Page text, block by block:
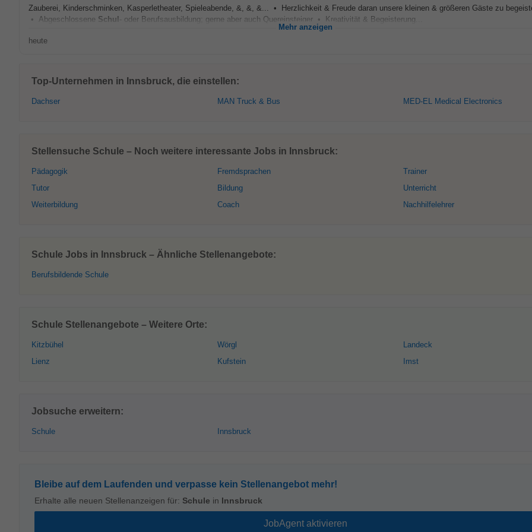
Zauberei, Kinderschminken, Kasperletheater, Spieleabende, &, &, &... • Herzlichkeit & Freude daran unsere kleinen & größeren Gäste zu
• Abgeschlossene Schul - oder Berufsausbildung; gerne aber auch Quereinsteiger • Kreativität & Begeisterung...
Mehr anzeigen
heute
Top-Unternehmen in Innsbruck, die einstellen:
Dachser MAN Truck & Bus MED-EL Medical Electronics
Stellensuche Schule – Noch weitere interessante Jobs in Innsbruck:
Pädagogik
Tutor
Weiterbildung
Fremdsprachen
Bildung
Coach
Trainer
Unterricht
Nachhilfelehrer
Schule Jobs in Innsbruck – Ähnliche Stellenangebote:
Berufsbildende Schule
Schule Stellenangebote – Weitere Orte:
Kitzbühel
Lienz
Wörgl
Kufstein
Landeck
Imst
Jobsuche erweitern:
Schule Innsbruck
Bleibe auf dem Laufenden und verpasse kein Stellenangebot mehr!
Erhalte alle neuen Stellenanzeigen für: Schule in Innsbruck